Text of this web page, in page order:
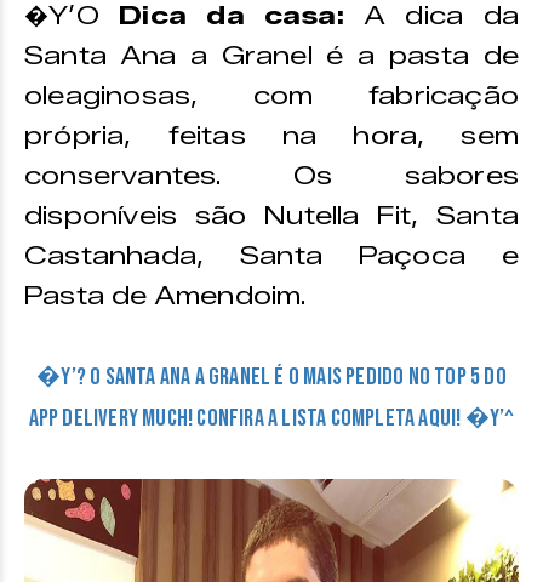
�Y’O Dica da casa:A dica da
Santa Ana a Granel é a pasta de
oleaginosas, com fabricação
própria, feitas na hora, sem
conservantes. Os sabores
disponíveis são Nutella Fit, Santa
Castanhada, Santa Paçoca e
Pasta de Amendoim.
�Y’? O Santa Ana a Granel é o mais pedido no Top 5 do
App Delivery Much! Confira a lista completa aqui! �Y’^